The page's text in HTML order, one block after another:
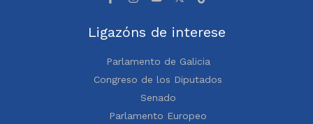
Ligazóns de interese
Parlamento de Galicia
Congreso de los Diputados
Senado
Parlamento Europeo